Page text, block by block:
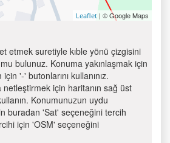
Leaflet | © Google Maps
etmek suretiyle kıble yönü çizgisini
bulunuz. Konuma yakınlaşmak için
'-' butonlarını kullanınız.
için haritanın sağ üst
Konumunuzun uydu
buradan 'Sat' seçeneğini tercih
için 'OSM' seçeneğini